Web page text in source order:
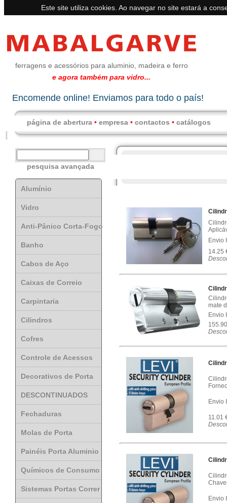
Este site utiliza cookies. Ao navegar no site estará a
ferragens e acessórios para aluminio, madeira e ferro
e agora também para vidro...
Encomende online! Enviamos para todo o país!
página de abertura • empresa • contactos • catálogos
pesquisa avançada
Alumínio
Vidro
Anti-Pânico Corta-Fogo
Banho
Cabos de Aço
Caixas de Correio
Carpintaria
Cilindros
Cofres
Controle de Acessos
Decorativos de Porta
DESCONTINUADOS
Fechaduras
Molas de Porta
Painéis Porta Aluminio
Químicos de Consumo
Sistemas Portas Correr
Envio
14.25
mate
Envio
Envio
11.01
Envio